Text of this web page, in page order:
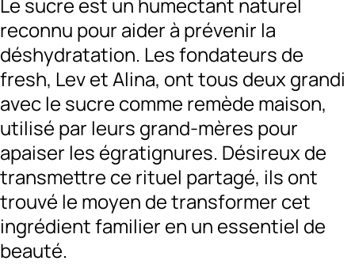
reconnu pour aider à prévenir la
déshydratation. Les fondateurs de
fresh, Lev et Alina, ont tous deux grandi
avec le sucre comme remède maison,
utilisé par leurs grand-mères pour
apaiser les égratignures. Désireux de
transmettre ce rituel partagé, ils ont
trouvé le moyen de transformer cet
ingrédient familier en un essentiel de
beauté.